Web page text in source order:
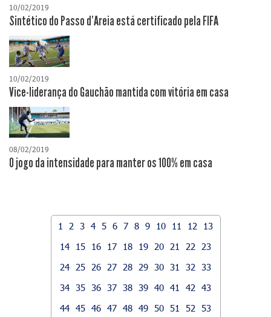
10/02/2019
Sintético do Passo d'Areia está certificado pela FIFA
10/02/2019
Vice-liderança do Gauchão mantida com vitória em casa
08/02/2019
O jogo da intensidade para manter os 100% em casa
1 2 3 4 5 6 7 8 9 10 11 12
13
14
15 16 17 18 19 20 21 22
23
24
25 26 27 28 29 30 31 32
33
34 35 36 37 38 39 40 41 42
43
44 45 46 47 48 49 50 51 52
53